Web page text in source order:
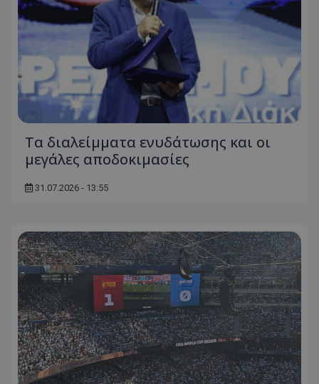
Τα διαλείμματα ενυδάτωσης και οι
μεγάλες αποδοκιμασίες
31.07.2026 - 13:55